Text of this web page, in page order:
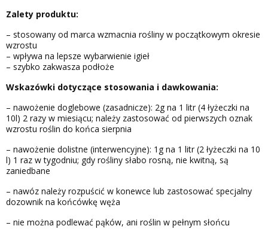
Zalety produktu:
– stosowany od marca wzmacnia rośliny w początkowym okresie
wzrostu
– wpływa na lepsze wybarwienie igieł
– szybko zakwasza podłoże
Wskazówki dotyczące stosowania i dawkowania:
– nawożenie doglebowe (zasadnicze): 2g na 1 litr (4 łyżeczki na
10l) 2 razy w miesiącu; należy zastosować od pierwszych oznak
wzrostu roślin do końca sierpnia
– nawożenie dolistne (interwencyjne): 1g na 1 litr (2 łyżeczki na 10
l) 1 raz w tygodniu; gdy rośliny słabo rosną, nie kwitną, są
zaniedbane
– nawóz należy rozpuścić w konewce lub zastosować specjalny
dozownik na końcówkę węża
– nie można podlewać pąków, ani roślin w pełnym słońcu